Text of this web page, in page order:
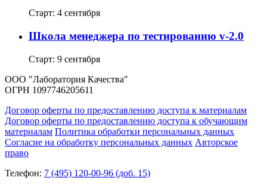
Старт: 4 сентября
Школа менеджера по тестированию v-2.0
Старт: 9 сентября
ООО "Лаборатория Качества"
ОГРН 1097746205611
Договор оферты по предоставлению доступа к материалам
Договор оферты по предоставлению доступа к обучающим
материалам Политика обработки персональных данных
Согласие на обработку персональных данных Авторское
право
Телефон: 7 (495) 120-00-96 (доб. 15)